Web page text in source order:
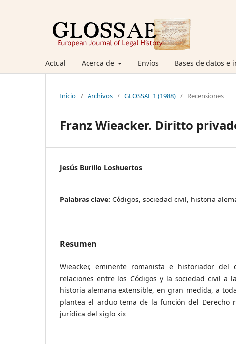
Actual Acerca de Envíos Bases de datos e
Inicio / Archivos / GLOSSAE 1 (1988) / Recensiones
Franz Wieacker. Diritto
Jesús Burillo Loshuertos
Palabras clave: Códigos, sociedad civil, historia
Resumen
Wieacker, eminente romanista e historiador del
relaciones entre los Códigos y la sociedad civil a
historia alemana extensible, en gran medida, a
plantea el arduo tema de la función del Derecho
jurídica del siglo xix